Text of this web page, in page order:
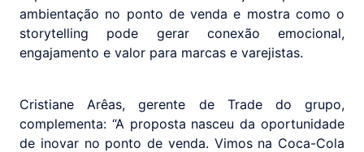
ambientação no ponto de venda e mostra como o
storytelling pode gerar conexão emocional,
engajamento e valor para marcas e varejistas.
Cristiane Arêas, gerente de Trade do grupo,
complementa: “A proposta nasceu da oportunidade
de inovar no ponto de venda. Vimos na Coca-Cola